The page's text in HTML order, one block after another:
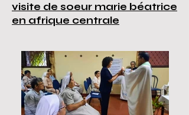
visite de soeur marie béatrice
en afrique centrale